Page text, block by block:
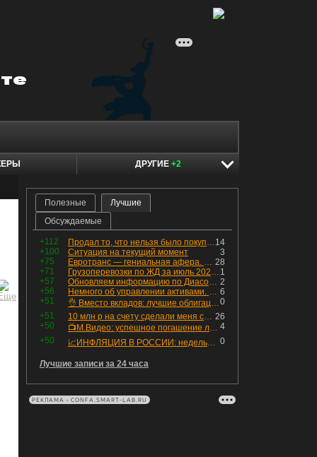
ДРУГИЕ +2
Полезные
Лучшие
Обсуждаемые
+112 14
Продал то, что нельзя было покупать. Изменения в портфеле
+100
3
Ситуация на текущий момент
+75
28
Евротранс — гениальная афера. Собрал с инвесторов денег, выплатил дивидендов больше текущей капитализации и ушёл в дефолт
+71
1
Грузоперевозки по ЖД за июль 2026 г. — четвёртый месяц подряд роста, чёрные металлы на уровне прошлого года, а каменный уголь в плюсе.
+57
2
Обновляем информацию по Диасофту: дивиденды и выкуп
+56
6
Немного об управлении активами. Для заинтересованных
+51
0
👌 Вместо вкладов: лучшие облигации — только супер надёжные
+51
26
10 млн р на счету сделали меня счастливым? Ожидание vs Реальность!
+50
4
📺М.Видео: успешное погашение любимого флоатера
+50
0
📈ИНФЛЯЦИЯ В РОССИИ: недельная дефляция, но в годовом выражении рост 😢
Лучшие записи за 24 часа
РЕКЛАМА • CONFA.SMART-LAB.RU